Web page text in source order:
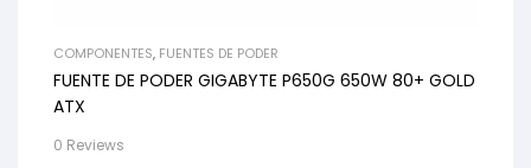
COMPONENTES, FUENTES DE PODER
FUENTE DE PODER GIGABYTE P650G 650W 80+ GOLD
ATX
0 Reviews